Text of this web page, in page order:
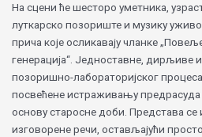
На сцени ће шесторо уметника,
луткарско позориште и музику
прича које осликавају чланке
генерација“. Једноставне, дирљиве
позоришно-лабораторијског
посвећене истраживању
основу старосне доби. Представа се
изговорене речи, остављајући